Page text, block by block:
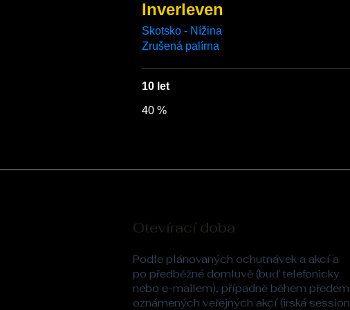
Inverleven
Skotsko - Nížina
Zrušená palírna
10 let
40 %
Otevírací doba
Podle plánovaných ochutnávek a akcí a
po předběžné domluvě (buď telefonicky
nebo e-mailem), případně během předem
oznámených veřejných akcí (irská session